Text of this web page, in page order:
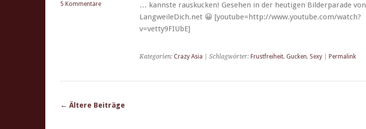
5 Kommentare
… kannste rauskuck­en! Gese­hen in der heuti­gen Bilder­pa­rade von
LangweileDich.net 😀 [youtube=http://www.youtube.com/watch?
v=vetty9FIUbE]
Kategorien: Crazy Asia | Schlagwörter: Frustfreiheit, Gucken, Sexy| Permalink
← Ältere Beiträge